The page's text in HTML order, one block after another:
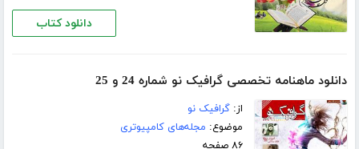
دانلود کتاب
دانلود ماهنامه تخصصی گرافیک نو شماره 24 و 25
از:گرافیک نو
موضوع: مجله‌های کامپیوتری
۸۶ صفحه